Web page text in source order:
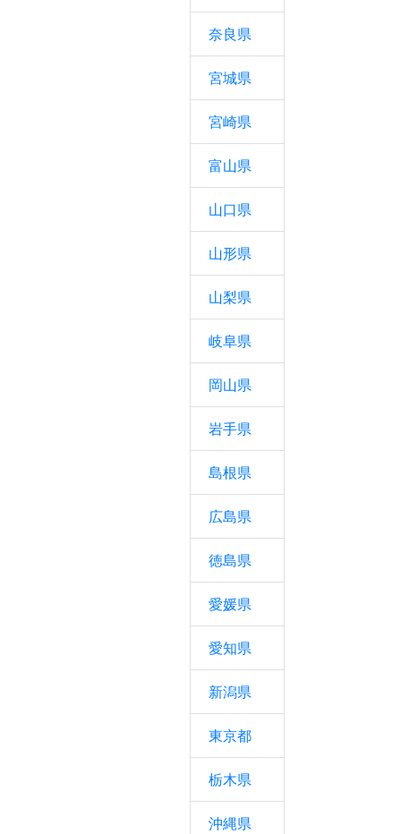
奈良県
宮城県
宮崎県
富山県
山口県
山形県
山梨県
岐阜県
岡山県
岩手県
島根県
広島県
徳島県
愛媛県
愛知県
新潟県
東京都
栃木県
沖縄県